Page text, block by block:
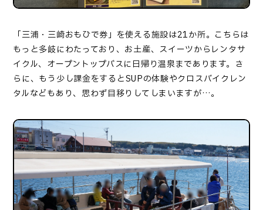
「三浦・三崎おもひで券」を使える施設は21か所。こちらは
もっと多岐にわたっており、お土産、スイーツからレンタサ
イクル、オープントップバスに日帰り温泉まであります。さ
らに、もう少し課金をするとSUPの体験やクロスバイクレン
タルなどもあり、思わず目移りしてしまいますが…。